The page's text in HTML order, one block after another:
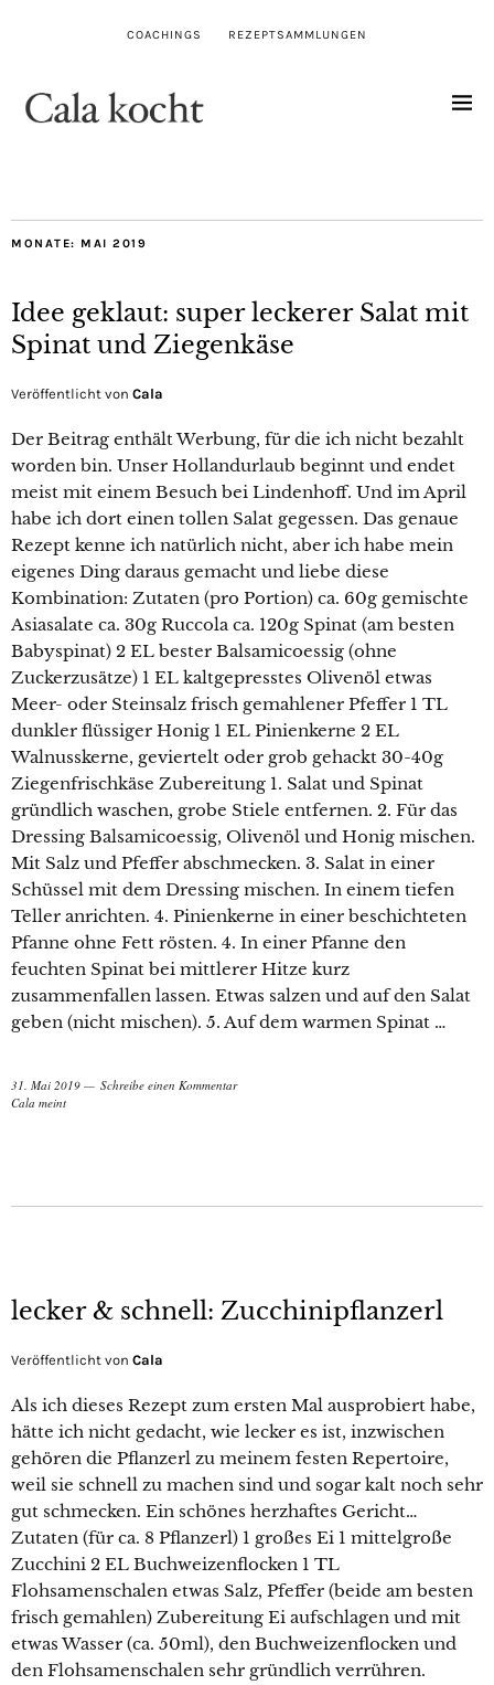
COACHINGS REZEPTSAMMLUNGEN
MONATE: MAI 2019
Idee geklaut: super leckerer Salat mit
Spinat und Ziegenkäse
Veröffentlicht von Cala
Der Beitrag enthält Werbung, für die ich nicht bezahlt
worden bin. Unser Hollandurlaub beginnt und endet
meist mit einem Besuch bei Lindenhoff. Und im April
habe ich dort einen tollen Salat gegessen. Das genaue
Rezept kenne ich natürlich nicht, aber ich habe mein
eigenes Ding daraus gemacht und liebe diese
Kombination: Zutaten (pro Portion) ca. 60g gemischte
Asiasalate ca. 30g Ruccola ca. 120g Spinat (am besten
Babyspinat) 2 EL bester Balsamicoessig (ohne
Zuckerzusätze) 1 EL kaltgepresstes Olivenöl etwas
Meer- oder Steinsalz frisch gemahlener Pfeffer 1 TL
dunkler flüssiger Honig 1 EL Pinienkerne 2 EL
Walnusskerne, geviertelt oder grob gehackt 30-40g
Ziegenfrischkäse Zubereitung 1. Salat und Spinat
gründlich waschen, grobe Stiele entfernen. 2. Für das
Dressing Balsamicoessig, Olivenöl und Honig mischen.
Mit Salz und Pfeffer abschmecken. 3. Salat in einer
Schüssel mit dem Dressing mischen. In einem tiefen
Teller anrichten. 4. Pinienkerne in einer beschichteten
Pfanne ohne Fett rösten. 4. In einer Pfanne den
feuchten Spinat bei mittlerer Hitze kurz
zusammenfallen lassen. Etwas salzen und auf den Salat
geben (nicht mischen). 5. Auf dem warmen Spinat …
31. Mai 2019
Schreibe einen Kommentar
Cala meint
lecker & schnell: Zucchinipflanzerl
Veröffentlicht von Cala
Als ich dieses Rezept zum ersten Mal ausprobiert habe,
hätte ich nicht gedacht, wie lecker es ist, inzwischen
gehören die Pflanzerl zu meinem festen Repertoire,
weil sie schnell zu machen sind und sogar kalt noch sehr
gut schmecken. Ein schönes herzhaftes Gericht…
Zutaten (für ca. 8 Pflanzerl) 1 großes Ei 1 mittelgroße
Zucchini 2 EL Buchweizenflocken 1 TL
Flohsamenschalen etwas Salz, Pfeffer (beide am besten
frisch gemahlen) Zubereitung Ei aufschlagen und mit
etwas Wasser (ca. 50ml), den Buchweizenflocken und
den Flohsamenschalen sehr gründlich verrühren.